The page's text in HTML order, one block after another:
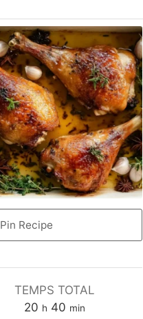
Pin Recipe
TEMPS TOTAL
20heures
h 40minutes
min